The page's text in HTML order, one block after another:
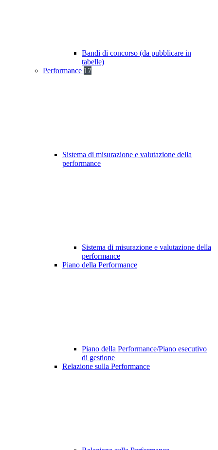
Bandi di concorso (da pubblicare in
tabelle)
Performance 17
Sistema di misurazione e valutazione della
performance
Sistema di misurazione e valutazione della
performance
Piano della Performance
Piano della Performance/Piano esecutivo
di gestione
Relazione sulla Performance